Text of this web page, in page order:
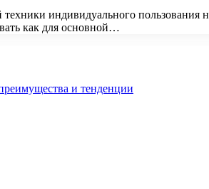
техники индивидуального
как для основной…
и тенденции